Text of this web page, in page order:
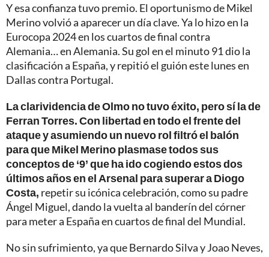
Y esa confianza tuvo premio. El oportunismo de Mikel
Merino volvió a aparecer un día clave. Ya lo hizo en la
Eurocopa 2024 en los cuartos de final contra
Alemania… en Alemania. Su gol en el minuto 91 dio la
clasificación a España, y repitió el guión este lunes en
Dallas contra Portugal.
La clarividencia de Olmo no tuvo éxito, pero sí la de
Ferran Torres. Con libertad en todo el frente del
ataque y asumiendo un nuevo rol filtró el balón
para que Mikel Merino plasmase todos sus
conceptos de ‘9’ que ha ido cogiendo estos dos
últimos años en el Arsenal para superar a Diogo
Costa, repetir su icónica celebración, como su padre
Ángel Miguel, dando la vuelta al banderín del córner
para meter a España en cuartos de final del Mundial.
No sin sufrimiento, ya que Bernardo Silva y Joao Neves,